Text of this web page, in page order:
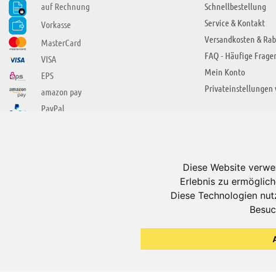
Diese Website
Erlebnis zu
Diese Technologien
auf Rechnung
Vorkasse
MasterCard
VISA
EPS
amazon pay
PayPal
Schnellbestellung
Service & Kontakt
Versandkosten &
FAQ - Häufige
Mein Konto
Privateinstellungen
Jobs
Impressum